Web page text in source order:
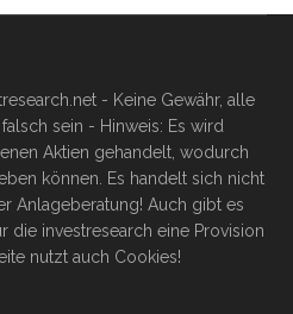
- Keine Gewähr, alle
sein - Hinweis: Es wird
Aktien gehandelt, wodurch
können. Es handelt sich nicht
Anlageberatung! Auch gibt es
die investresearch eine Provision
nutzt auch Cookies!